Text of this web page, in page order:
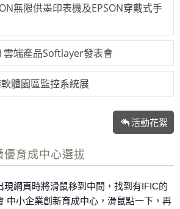
無限供墨印表機及EPSON穿戴式手
雲端產品Softlayer發表會
體園區監控系統展
活動花絮
優育成中心選拔
現網頁時將滑鼠移到中間，找到有IFIC的
中小企業創新育成中心，滑鼠點一下，再